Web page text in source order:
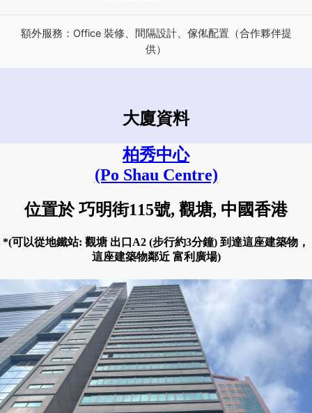
額外服務：Office 裝修、間隔設計、傢俬配置（合作夥伴提
供）
大廈資料
柏秀中心
(Po Shau Centre)
位置於 巧明街115號, 觀塘, 中國香港
*(可以從地鐵站: 觀塘 出口A2 (步行約3分鐘) 到達這座建築物，
這座建築物鄰近 富利廣場)